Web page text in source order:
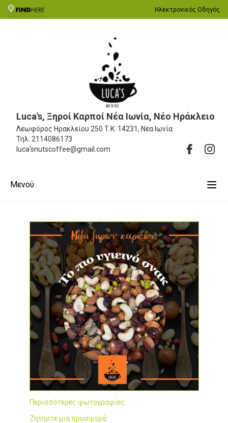
Ηλεκτρονικός Οδηγός
Luca's, Ξηροί Καρποί Νέα Ιωνία, Νέο Ηράκλειο
Λεωφόρος Ηρακλείου 250 Τ.Κ. 14231, Νέα Ιωνία
Τηλ. 2114086173
luca'snutscoffee@gmail.com
Μενού
Περισσότερες φωτογραφίες
Ζητήστε μια προσφορά